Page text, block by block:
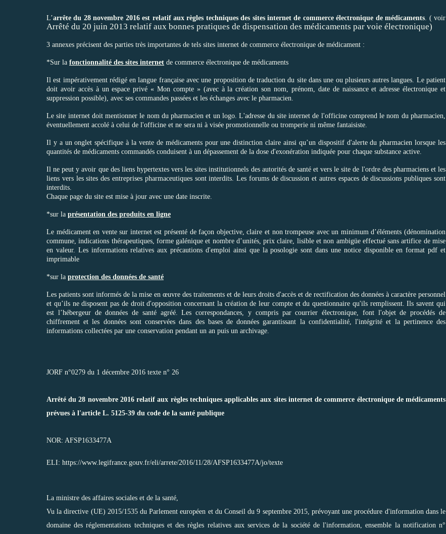
L’arrête du 28 novembre 2016 est relatif aux règles techniques des sites internet de commerce électronique de médicaments . ( voir
Arrêté du 20 juin 2013 relatif aux bonnes pratiques de dispensation des médicaments par voie électronique)
3 annexes précisent des parties très importantes de tels sites internet de commerce électronique de médicament :
*Sur la fonctionnalité des sites internet de commerce électronique de médicaments
Il est impérativement rédigé en langue française avec une proposition de traduction du site dans une ou plusieurs autres langues. Le patient
doit avoir accès à un espace privé « Mon compte » (avec à la création son nom, prénom, date de naissance et adresse électronique et
suppression possible), avec ses commandes passées et les échanges avec le pharmacien.
Le site internet doit mentionner le nom du pharmacien et un logo. L'adresse du site internet de l'officine comprend le nom du pharmacien,
éventuellement accolé à celui de l'officine et ne sera ni à visée promotionnelle ou tromperie ni même fantaisiste.
Il y a un onglet spécifique à la vente de médicaments pour une distinction claire ainsi qu’un dispositif d'alerte du pharmacien lorsque les
quantités de médicaments commandés conduisent à un dépassement de la dose d'exonération indiquée pour chaque substance active.
Il ne peut y avoir que des liens hypertextes vers les sites institutionnels des autorités de santé et vers le site de l'ordre des pharmaciens et les
liens vers les sites des entreprises pharmaceutiques sont interdits. Les forums de discussion et autres espaces de discussions publiques sont
interdits.
Chaque page du site est mise à jour avec une date inscrite.
*sur la présentation des produits en ligne
Le médicament en vente sur internet est présenté de façon objective, claire et non trompeuse avec un minimum d’éléments (dénomination
commune, indications thérapeutiques, forme galénique et nombre d’unités, prix claire, lisible et non ambigüe effectué sans artifice de mise
en valeur. Les informations relatives aux précautions d'emploi ainsi que la posologie sont dans une notice disponible en format pdf et
imprimable
*sur la protection des données de santé
Les patients sont informés de la mise en œuvre des traitements et de leurs droits d'accès et de rectification des données à caractère personnel
et qu’ils ne disposent pas de droit d'opposition concernant la création de leur compte et du questionnaire qu'ils remplissent. Ils savent qui
est l’hébergeur de données de santé agréé. Les correspondances, y compris par courrier électronique, font l'objet de procédés de
chiffrement et les données sont conservées dans des bases de données garantissant la confidentialité, l'intégrité et la pertinence des
informations collectées par une conservation pendant un an puis un archivage.
JORF n°0279 du 1 décembre 2016 texte n° 26
Arrêté du 28 novembre 2016 relatif aux règles techniques applicables aux sites internet de commerce électronique de médicaments
prévues à l'article L. 5125-39 du code de la santé publique
NOR: AFSP1633477A
ELI: https://www.legifrance.gouv.fr/eli/arrete/2016/11/28/AFSP1633477A/jo/texte
La ministre des affaires sociales et de la santé,
Vu la directive (UE) 2015/1535 du Parlement européen et du Conseil du 9 septembre 2015, prévoyant une procédure d'information dans le
domaine des réglementations techniques et des règles relatives aux services de la société de l'information, ensemble la notification n°